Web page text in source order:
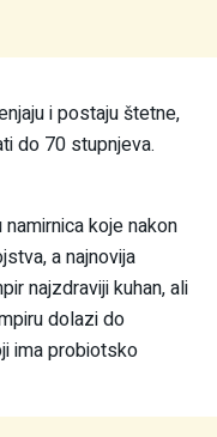
i postaju štetne,
do 70 stupnjeva.
koje nakon
a najnovija
najzdraviji kuhan, ali
dolazi do
ima probiotsko